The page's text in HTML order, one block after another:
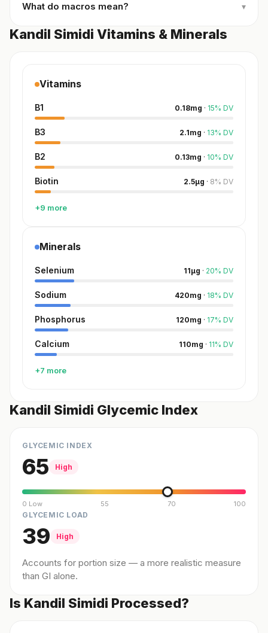
What do macros mean? ▾
Kandil Simidi Vitamins & Minerals
Vitamins
B1 0.18mg · 15% DV
B3 2.1mg · 13% DV
B2 0.13mg · 10% DV
Biotin 2.5µg · 8% DV
+9 more
Minerals
Selenium 11µg · 20% DV
Sodium 420mg · 18% DV
Phosphorus 120mg · 17% DV
Calcium 110mg · 11% DV
+7 more
Kandil Simidi Glycemic Index
GLYCEMIC INDEX
65 High
0 Low 55 70 100
GLYCEMIC LOAD
39 High
Accounts for portion size — a more realistic measure
than GI alone.
Is Kandil Simidi Processed?